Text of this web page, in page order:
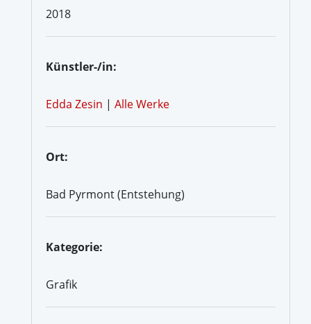
2018
Künstler-/in:
Edda Zesin | Alle Werke
Ort:
Bad Pyrmont (Entstehung)
Kategorie:
Grafik